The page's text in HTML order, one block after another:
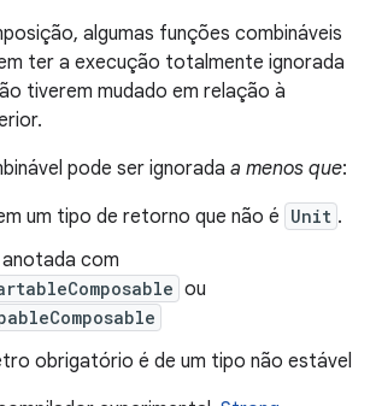
algumas funções combináveis
ter a execução totalmente ignorada
tiverem mudado em relação à
pode ser ignorada a menos que:
um tipo de retorno que não é Unit .
com
ou
obrigatório é de um tipo não estável